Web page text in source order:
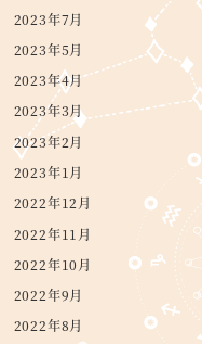
2023年7月
2023年5月
2023年4月
2023年3月
2023年2月
2023年1月
2022年12月
2022年11月
2022年10月
2022年9月
2022年8月